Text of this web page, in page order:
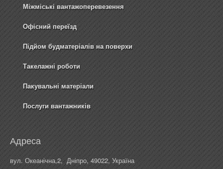
Міжміські вантажоперевезення
Офісний переїзд
Підйом будматеріалів на поверхи
Такелажні роботи
Пакувальні матеріали
Послуги вантажників
Адреса
вул. Океанічна,2, Дніпро, 49022, Україна